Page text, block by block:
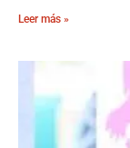
Leer más »